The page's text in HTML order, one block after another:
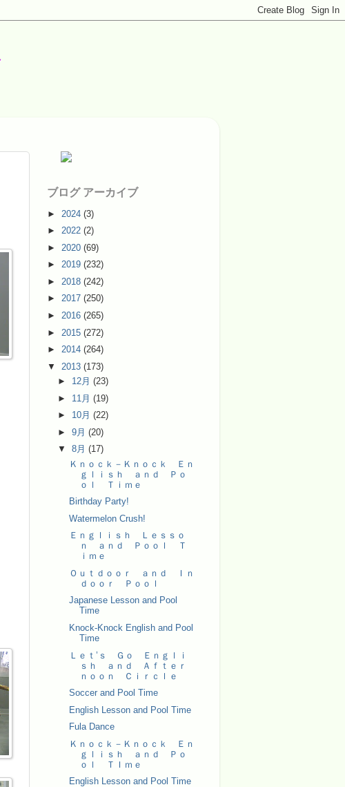
ブログ アーカイブ
► 2024 (3)
► 2022 (2)
► 2020 (69)
► 2019 (232)
► 2018 (242)
► 2017 (250)
► 2016 (265)
► 2015 (272)
► 2014 (264)
▼ 2013 (173)
► 12月(23)
► 11月(19)
► 10月(22)
►9月(20)
▼8月(17)
Ｋｎｏｃｋ－Ｋｎｏｃｋ Ｅｎ
ｇｌｉｓｈ ａｎｄ Ｐｏ
ｏｌ Ｔｉｍｅ
Birthday Party!
Watermelon Crush!
Ｅｎｇｌｉｓｈ Ｌｅｓｓｏ
ｎ ａｎｄ Ｐｏｏｌ Ｔ
ｉｍｅ
Ｏｕｔｄｏｏｒ ａｎｄ Ｉｎ
ｄｏｏｒ Ｐｏｏｌ
Japanese Lesson and Pool
Time
Knock-Knock English and Pool
Time
Ｌｅｔ’ｓ Ｇｏ Ｅｎｇｌｉ
ｓｈ ａｎｄ Ａｆｔｅｒ
ｎｏｏｎ Ｃｉｒｃｌｅ
Soccer and Pool Time
English Lesson and Pool Time
Fula Dance
Ｋｎｏｃｋ－Ｋｎｏｃｋ Ｅｎ
ｇｌｉｓｈ ａｎｄ Ｐｏ
ｏｌ ＴＩｍｅ
English Lesson and Pool Time